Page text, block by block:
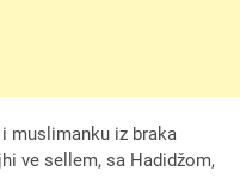
muslimanku iz braka
ve sellem, sa Hadidžom,